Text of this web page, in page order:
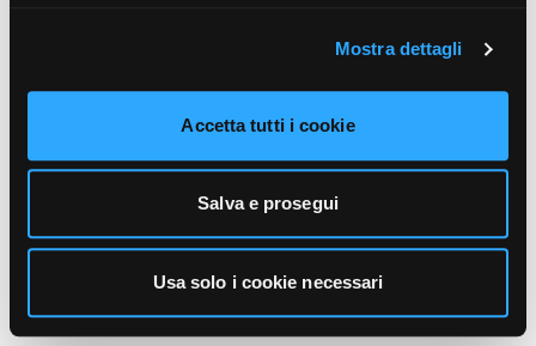
Mostra dettagli
Accetta tutti i cookie
Salva e prosegui
Usa solo i cookie necessari